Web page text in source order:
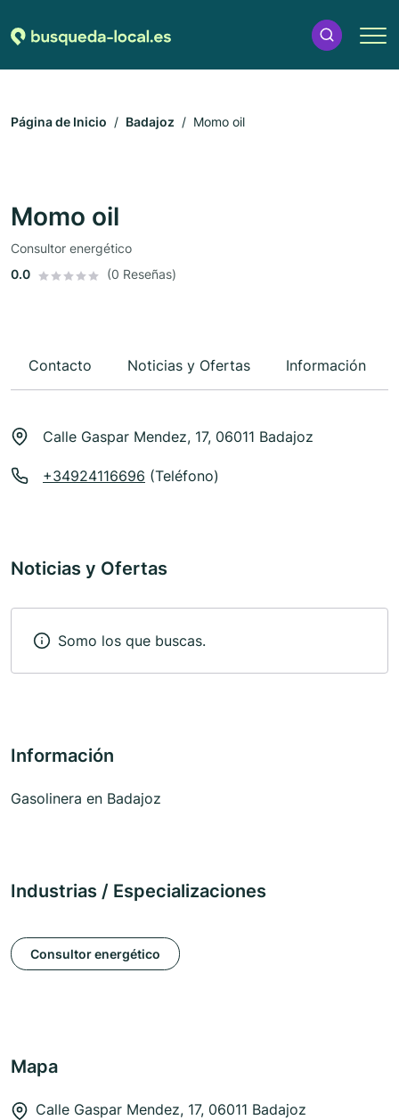
Página de Inicio Badajoz Momo oil
Momo oil
Consultor energético
0.0
(0 Reseñas)
Contacto Noticias y Ofertas Información
Calle Gaspar Mendez, 17, 06011 Badajoz
+34924116696 (Teléfono)
Noticias y Ofertas
Somo los que buscas.
Información
Gasolinera en Badajoz
Industrias / Especializaciones
Consultor energético
Mapa
Calle Gaspar Mendez, 17, 06011 Badajoz